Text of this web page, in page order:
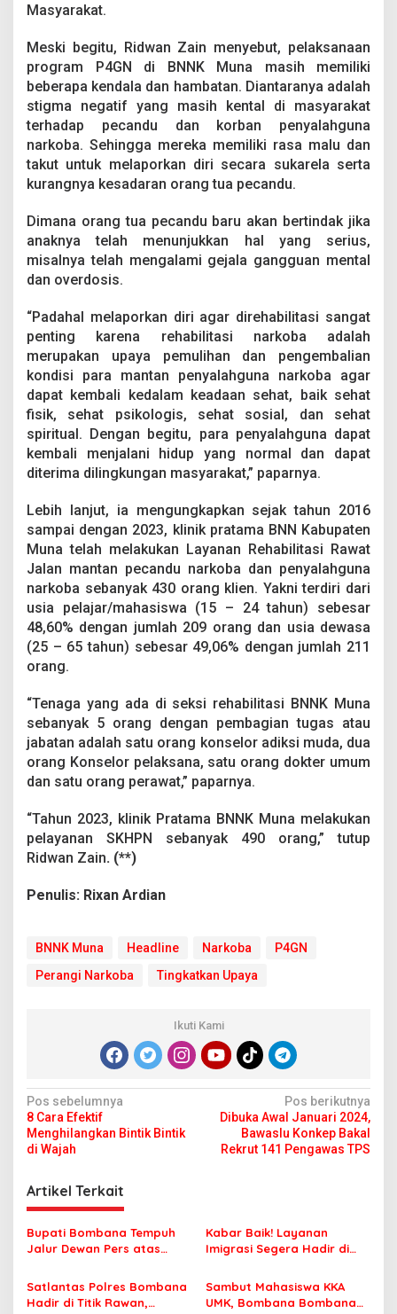
Masyarakat.
Meski begitu, Ridwan Zain menyebut, pelaksanaan
program P4GN di BNNK Muna masih memiliki
beberapa kendala dan hambatan. Diantaranya adalah
stigma negatif yang masih kental di masyarakat
terhadap pecandu dan korban penyalahguna
narkoba. Sehingga mereka memiliki rasa malu dan
takut untuk melaporkan diri secara sukarela serta
kurangnya kesadaran orang tua pecandu.
Dimana orang tua pecandu baru akan bertindak jika
anaknya telah menunjukkan hal yang serius,
misalnya telah mengalami gejala gangguan mental
dan overdosis.
“Padahal melaporkan diri agar direhabilitasi sangat
penting karena rehabilitasi narkoba adalah
merupakan upaya pemulihan dan pengembalian
kondisi para mantan penyalahguna narkoba agar
dapat kembali kedalam keadaan sehat, baik sehat
fisik, sehat psikologis, sehat sosial, dan sehat
spiritual. Dengan begitu, para penyalahguna dapat
kembali menjalani hidup yang normal dan dapat
diterima dilingkungan masyarakat,” paparnya.
Lebih lanjut, ia mengungkapkan sejak tahun 2016
sampai dengan 2023, klinik pratama BNN Kabupaten
Muna telah melakukan Layanan Rehabilitasi Rawat
Jalan mantan pecandu narkoba dan penyalahguna
narkoba sebanyak 430 orang klien. Yakni terdiri dari
usia pelajar/mahasiswa (15 – 24 tahun) sebesar
48,60% dengan jumlah 209 orang dan usia dewasa
(25 – 65 tahun) sebesar 49,06% dengan jumlah 211
orang.
“Tenaga yang ada di seksi rehabilitasi BNNK Muna
sebanyak 5 orang dengan pembagian tugas atau
jabatan adalah satu orang konselor adiksi muda, dua
orang Konselor pelaksana, satu orang dokter umum
dan satu orang perawat,” paparnya.
“Tahun 2023, klinik Pratama BNNK Muna melakukan
pelayanan SKHPN sebanyak 490 orang,” tutup
Ridwan Zain. (**)
Penulis: Rixan Ardian
BNNK Muna Headline Narkoba
P4GN
Perangi Narkoba
Tingkatkan Upaya
Ikuti Kami
N
a
v
i
g
a
s
i
p
Pos sebelumnya
8 Cara Efektif
Menghilangkan Bintik Bintik
di Wajah
Pos berikutnya
Dibuka Awal Januari 2024,
Bawaslu Konkep Bakal
Rekrut 141 Pengawas TPS
Artikel Terkait
Bupati Bombana Tempuh
Jalur Dewan Pers atas
Korupsi Jembatan Cirauci II
Kabar Baik! Layanan
Imigrasi Segera Hadir di
Perlu Lagi ke Kendari
Satlantas Polres Bombana
Hadir di Titik Rawan,
Sambut Mahasiswa KKA
UMK, Bombana Bombana